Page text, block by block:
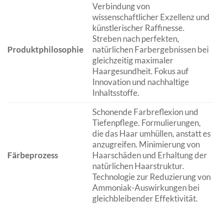
Produktphilosophie
Verbindung von
wissenschaftlicher Exzellenz und
künstlerischer Raffinesse.
Streben nach perfekten,
natürlichen Farbergebnissen bei
gleichzeitig maximaler
Haargesundheit. Fokus auf
Innovation und nachhaltige
Inhaltsstoffe.
Färbeprozess
Schonende Farbreflexion und
Tiefenpflege. Formulierungen,
die das Haar umhüllen, anstatt es
anzugreifen. Minimierung von
Haarschäden und Erhaltung der
natürlichen Haarstruktur.
Technologie zur Reduzierung von
Ammoniak-Auswirkungen bei
gleichbleibender Effektivität.